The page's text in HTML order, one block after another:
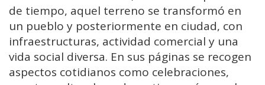
de tiempo, aquel terreno se transformó en
un pueblo y posteriormente en ciudad, con
infraestructuras, actividad comercial y una
vida social diversa. En sus páginas se recogen
aspectos cotidianos como celebraciones,